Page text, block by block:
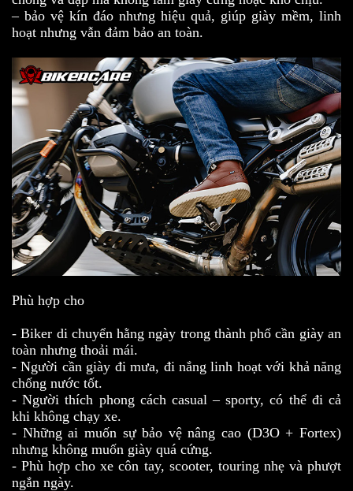
– bảo vệ kín đáo nhưng hiệu quả, giúp giày mềm, linh
hoạt nhưng vẫn đảm bảo an toàn.
Phù hợp cho
- Biker di chuyển hằng ngày trong thành phố cần giày an
toàn nhưng thoải mái.
- Người cần giày đi mưa, đi nắng linh hoạt với khả năng
chống nước tốt.
- Người thích phong cách casual – sporty, có thể đi cả
khi không chạy xe.
- Những ai muốn sự bảo vệ nâng cao (D3O + Fortex)
nhưng không muốn giày quá cứng.
- Phù hợp cho xe côn tay, scooter, touring nhẹ và phượt
ngắn ngày.